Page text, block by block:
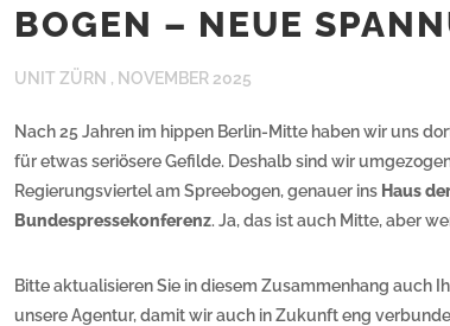
BOGEN – NEUE
UNIT ZÜRN , NOVEMBER 2025
Nach 25 Jahren im hippen Berlin-Mitte haben wir uns
für etwas seriösere Gefilde. Deshalb sind wir
Regierungsviertel am Spreebogen, genauer ins Haus
Bundespressekonferenz. Ja, das ist auch Mitte, aber
Bitte aktualisieren Sie in diesem Zusammenhang auch
unsere Agentur, damit wir auch in Zukunft eng